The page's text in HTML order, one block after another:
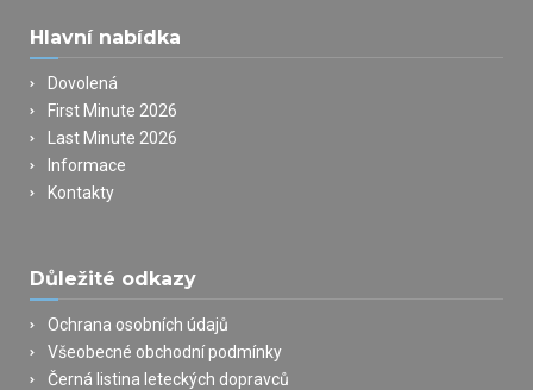
Hlavní nabídka
Dovolená
First Minute 2026
Last Minute 2026
Informace
Kontakty
Důležité odkazy
Ochrana osobních údajů
Všeobecné obchodní podmínky
Černá listina leteckých dopravců